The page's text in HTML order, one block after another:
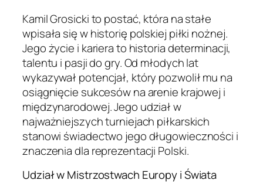
Kamil Grosicki to postać, która na stałe
wpisała się w historię polskiej piłki nożnej.
Jego życie i kariera to historia determinacji,
talentu i pasji do gry. Od młodych lat
wykazywał potencjał, który pozwolił mu na
osiągnięcie sukcesów na arenie krajowej i
międzynarodowej. Jego udział w
najważniejszych turniejach piłkarskich
stanowi świadectwo jego długowieczności i
znaczenia dla reprezentacji Polski.
Udział w Mistrzostwach Europy i Świata